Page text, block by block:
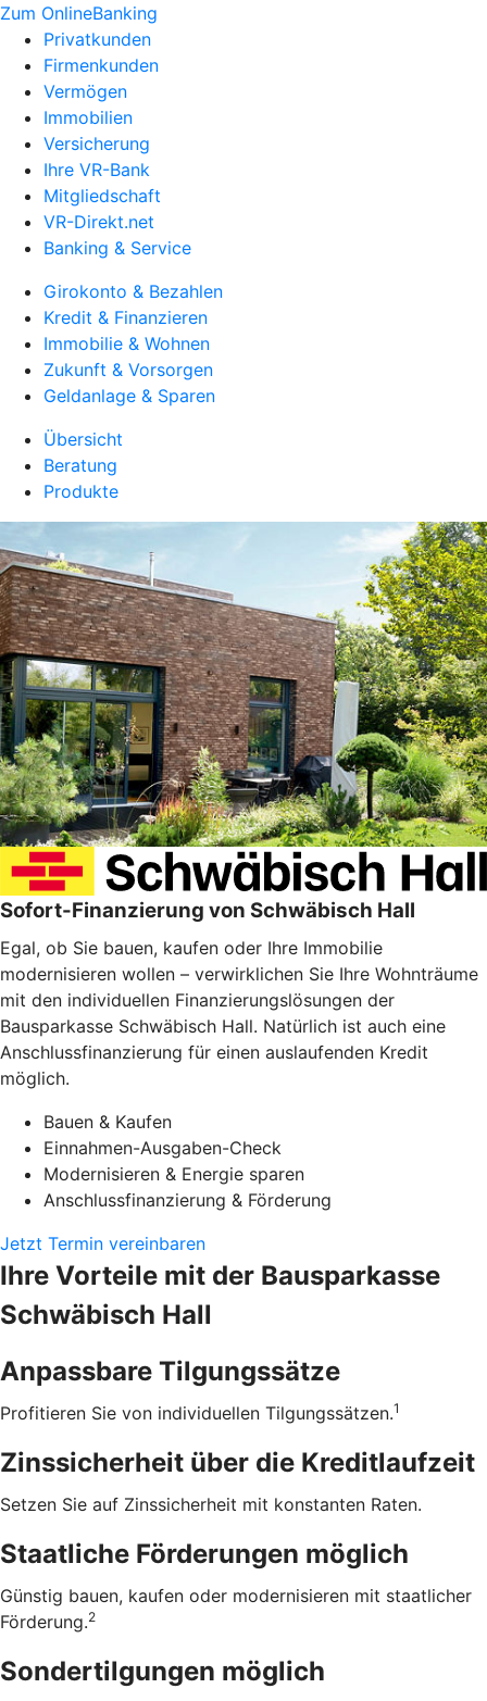
Zum OnlineBanking
Privatkunden
Firmenkunden
Vermögen
Immobilien
Versicherung
Ihre VR-Bank
Mitgliedschaft
VR-Direkt.net
Banking & Service
Girokonto & Bezahlen
Kredit & Finanzieren
Immobilie & Wohnen
Zukunft & Vorsorgen
Geldanlage & Sparen
Übersicht
Beratung
Produkte
Sofort-Finanzierung von Schwäbisch Hall
Egal, ob Sie bauen, kaufen oder Ihre Immobilie
modernisieren wollen – verwirklichen Sie Ihre Wohnträume
mit den individuellen Finanzierungslösungen der
Bausparkasse Schwäbisch Hall. Natürlich ist auch eine
Anschlussfinanzierung für einen auslaufenden Kredit
möglich.
Bauen & Kaufen
Einnahmen-Ausgaben-Check
Modernisieren & Energie sparen
Anschlussfinanzierung & Förderung
Jetzt Termin vereinbaren
Ihre Vorteile mit der Bausparkasse
Schwäbisch Hall
Anpassbare Tilgungssätze
Profitieren Sie von individuellen Tilgungssätzen.1
Zinssicherheit über die ­Kreditlaufzeit
Setzen Sie auf Zinssicherheit mit konstanten Raten.
Staatliche Förderungen möglich
Günstig bauen, kaufen oder modernisieren mit staatlicher
Förderung.2
Sondertilgungen möglich